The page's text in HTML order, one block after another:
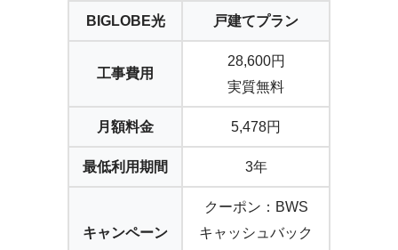
BIGLOBE光 戸建てプラン
工事費用
28,600円
実質無料
月額料金 5,478円
最低利用期間 3年
キャンペーン
クーポン：BWS
キャッシュバック